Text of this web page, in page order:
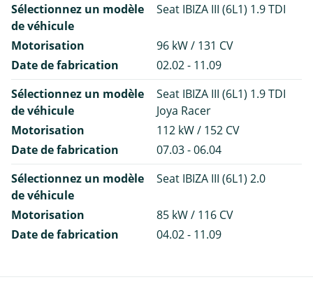
Sélectionnez un modèle
de véhicule
Seat IBIZA III (6L1) 1.9 TDI
Motorisation
96 kW / 131 CV
Date de fabrication
02.02 - 11.09
Sélectionnez un modèle
de véhicule
Seat IBIZA III (6L1) 1.9 TDI
Joya Racer
Motorisation
112 kW / 152 CV
Date de fabrication
07.03 - 06.04
Sélectionnez un modèle
de véhicule
Seat IBIZA III (6L1) 2.0
Motorisation
85 kW / 116 CV
Date de fabrication
04.02 - 11.09